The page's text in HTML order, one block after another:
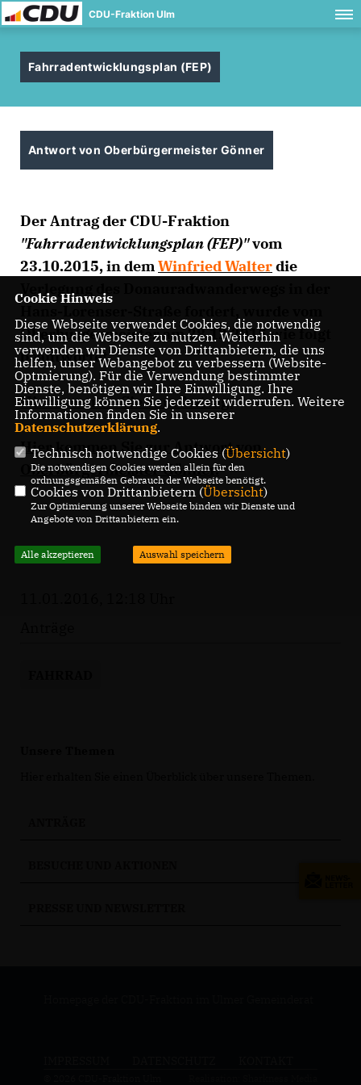
CDU-Fraktion Ulm
Fahrradentwicklungsplan (FEP)
Antwort von Oberbürgermeister Gönner
Der Antrag der CDU-Fraktion
"Fahrradentwicklungsplan (FEP)"vom
23.10.2015, in demWinfried Walterdie
Verlegung des Donauradwanderwegs in der
Oberbürgermeister am 28.12.2015 wie folgt
beantwortet:
Hier kommen Sie zum Antrag.
Hier kommen Sie zur Antwort von
Oberbürgermeister Gönner.
Cookie Hinweis
Diese Webseite verwendet Cookies, die notwendig
sind, um die Webseite zu nutzen. Weiterhin
verwenden wir Dienste von Drittanbietern, die uns
helfen, unser Webangebot zu verbessern (Website-
Optmierung). Für die Verwendung bestimmter
Dienste, benötigen wir Ihre Einwilligung. Ihre
Einwilligung können Sie jederzeit widerrufen. Weitere
Informationen finden Sie in unserer
Datenschutzerklärung.
Technisch notwendige Cookies (Übersicht)
Die notwendigen Cookies werden allein für den
ordnungsgemäßen Gebrauch der Webseite benötigt.
Cookies von Drittanbietern (Übersicht)
Zur Optimierung unserer Webseite binden wir Dienste und
Angebote von Drittanbietern ein.
Alle akzeptieren Auswahl speichern